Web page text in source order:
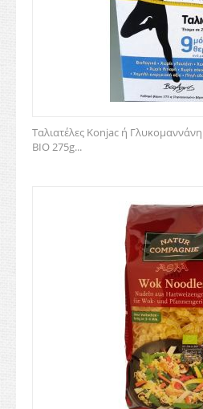
Ταλιατέλες Konjac ή Γλυκομαννάνη
BIO 275g...